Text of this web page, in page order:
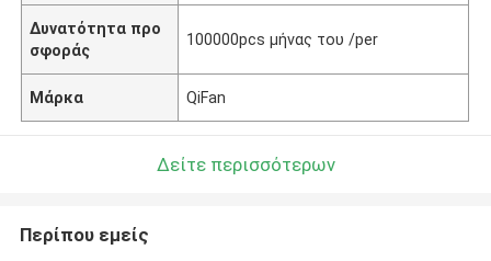
Δυνατότητα προ
σφοράς
100000pcs μήνας του /per
Μάρκα QiFan
Δείτε περισσότερων
Περίπου εμείς